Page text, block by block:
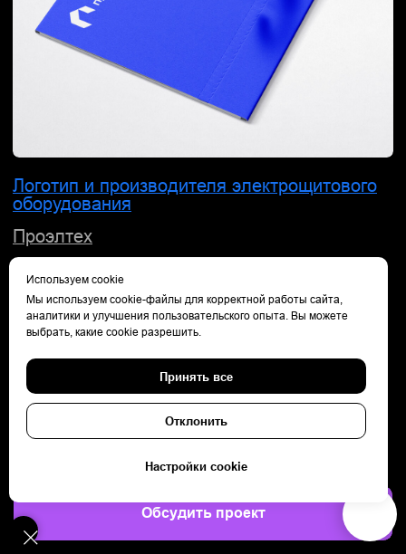
Упаковка и брендинг ресторана
Дизайн упаковки для авиакомпании
Обсудить проект
Используем cookie
Мы используем cookie-файлы для корректной работы сайта,
аналитики и улучшения пользовательского опыта. Вы можете
выбрать, какие cookie разрешить.
Принять все
Отклонить
Настройки cookie